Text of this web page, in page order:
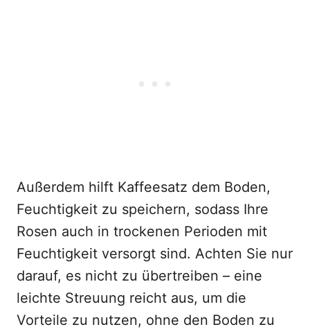
Außerdem hilft Kaffeesatz dem Boden,
Feuchtigkeit zu speichern, sodass Ihre
Rosen auch in trockenen Perioden mit
Feuchtigkeit versorgt sind. Achten Sie nur
darauf, es nicht zu übertreiben – eine
leichte Streuung reicht aus, um die
Vorteile zu nutzen, ohne den Boden zu